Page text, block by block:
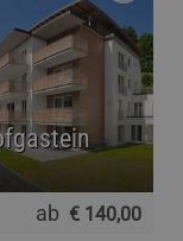
ab € 140,00